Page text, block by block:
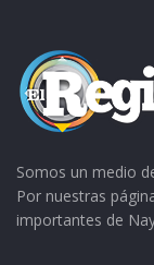
Somos un medio
Por nuestras
importantes de